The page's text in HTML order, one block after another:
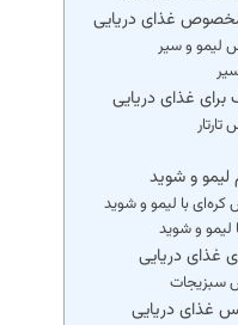
لیمو و سیر
کره‌ای با لیمو و شوید
و شوید
سبزیجات
غذای دریایی